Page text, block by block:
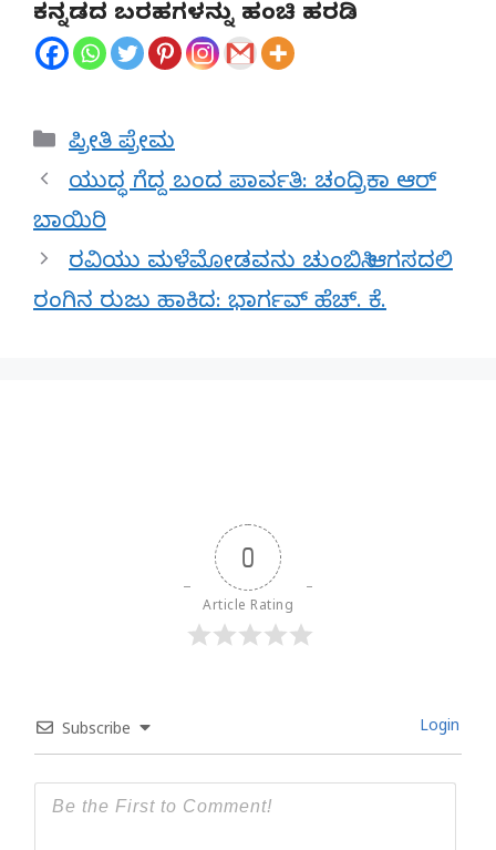
ಕನ್ನಡದ ಬರಹಗಳನ್ನು ಹಂಚಿ ಹರಡಿ
Categories
ಪ್ರೀತಿ ಪ್ರೇಮ
ಯುದ್ಧ ಗೆದ್ದ ಬಂದ ಪಾರ್ವತಿ: ಚಂದ್ರಿಕಾ ಆರ್
ಬಾಯಿರಿ
ರವಿಯು ಮಳೆಮೋಡವನು ಚುಂಬಿಸಿ ಆಗಸದಲಿ
ರಂಗಿನ ರುಜು ಹಾಕಿದ: ಭಾರ್ಗವ್‌ ಹೆಚ್.‌ ಕೆ.
0
Article Rating
Subscribe Login